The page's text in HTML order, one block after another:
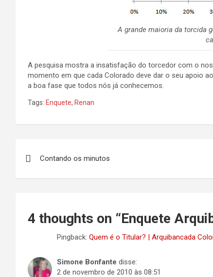
A grande maioria da torcida
A pesquisa mostra a insatisfação do torcedor com o
momento em que cada Colorado deve dar o seu apoio
a boa fase que todos nós já conhecemos.
Tags: Enquete, Renan
de
Contando os minutos
4 thoughts on “Enquete
Pingback: Quem é o Titular? | Arquibancada
Simone Bonfante disse:
2 de novembro de 2010 às 08:51